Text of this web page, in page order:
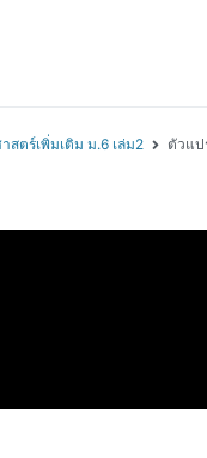
ตร์เพิ่มเติม ม.6 เล่ม2 ตัวแป